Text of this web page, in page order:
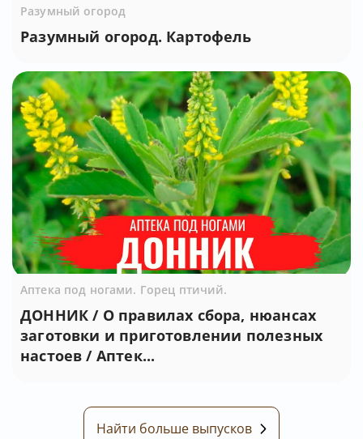
Разумный огород
Разумный огород. Картофель
Аптека под ногами. Горец птичий.
ДОННИК / О правилах сбора, нюансах
заготовки и приготовлении полезных
настоев / Аптек...
Найти больше выпусков